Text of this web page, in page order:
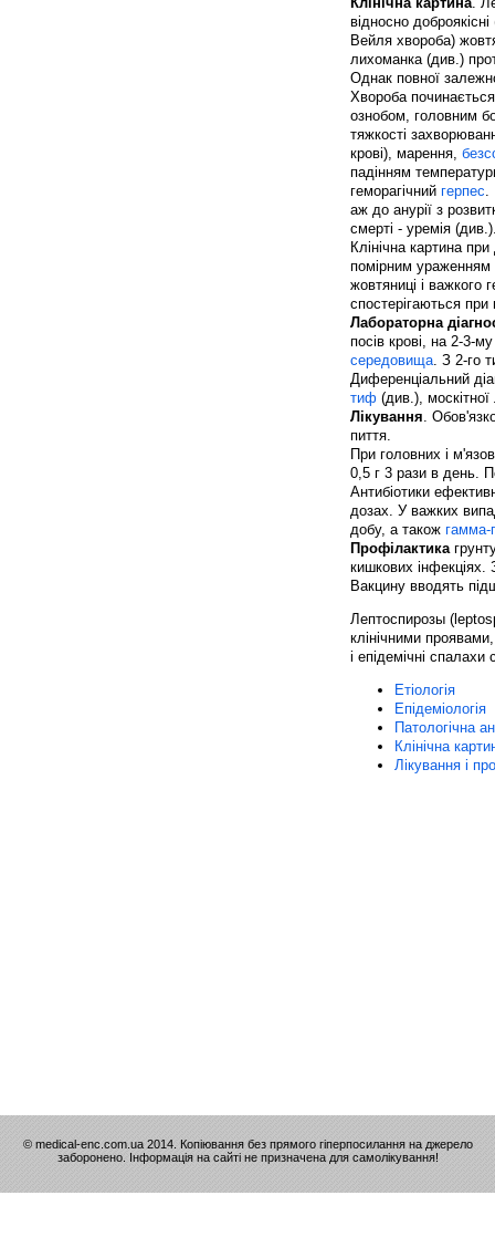
відносно
Вейля хвороба)
лихоманка (див.)
Однак повної
Хвороба
ознобом, головним
тяжкості
крові), марення,
падінням
геморагічний герпес.
аж до анурії з
смерті - уремія
Клінічна картина
помірним ураженням
жовтяниці і важкого
спостерігаються
Лабораторна
посів крові, на 2-3-
середовища. З 2-го
Диференціальний
тиф (див.),
Лікування.
пиття.
При головних і
0,5 г 3 рази в день.
Антибіотики
дозах. У важких
добу, а також гамма-
Профілактика
кишкових інфекціях.
Вакцину вводять
Лептоспирозы
клінічними проявами,
і епідемічні
Етіологія
Епідеміологія
Патологічна
Клінічна
Лікування і
© medical-enc.com.ua 2014. Копіювання без прямого гіперпосилання на джерело
заборонено. Інформація на сайті не призначена для самолікування!